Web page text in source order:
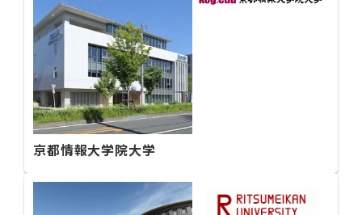
京都情報大学院大学